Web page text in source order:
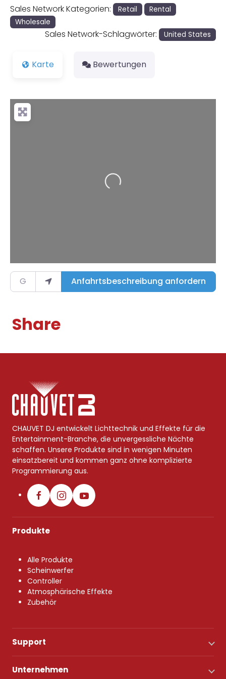
Sales Network Kategorien: Retail
Rental
Wholesale
Sales Network-Schlagwörter: United States
Karte Bewertungen
Wird geladen …
Gib deinen Standort ein.Anfahrtsbeschreibung anfordern
Share
CHAUVET DJ entwickelt Lichttechnik und Effekte für die
Entertainment-Branche, die unvergessliche Nächte
schaffen. Unsere Produkte sind in wenigen Minuten
einsatzbereit und kommen ganz ohne komplizierte
Programmierung aus.
Produkte
Alle Produkte
Scheinwerfer
Controller
Atmosphärische Effekte
Zubehör
Support
Unternehmen